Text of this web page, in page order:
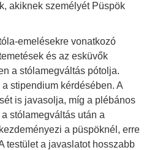
akiknek személyét Püspök
emelésekre vonatkozó
és az esküvők
a stólamegváltás pótolja.
stipendium kérdésében. A
is javasolja, míg a plébános
stólamegváltás után a
a püspöknél, erre
testület a javaslatot hosszabb